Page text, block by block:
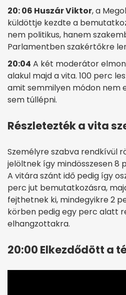
20: 06 Huszár Viktor, a
küldöttje kezdte a
nem politikus, hanem
Parlamentben szakértőkre
20:04 A két moderátor
alakul majd a vita. 100 perc
amit semmilyen módon nem
sem túllépni.
Részletezték a vita
Személyre szabva rendkívül
jelöltnek így mindösszesen 8
A vitára szánt idő pedig így
perc jut bemutatkozásra,
fejthetnek ki, mindegyikre 2
körben pedig egy perc alatt
elhangzottakra.
20:00 Elkezdődött a